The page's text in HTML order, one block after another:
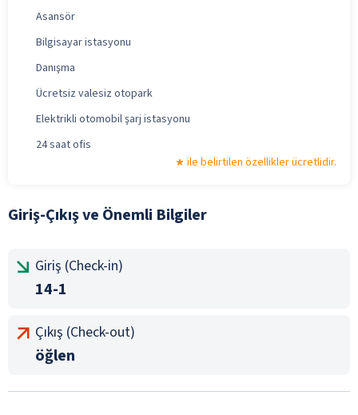
Asansör
Bilgisayar istasyonu
Danışma
Ücretsiz valesiz otopark
Elektrikli otomobil şarj istasyonu
24 saat ofis
ile belirtilen özellikler ücretlidir.
Giriş-Çıkış ve Önemli Bilgiler
Giriş (Check-in)
14-1
Çıkış (Check-out)
öğlen